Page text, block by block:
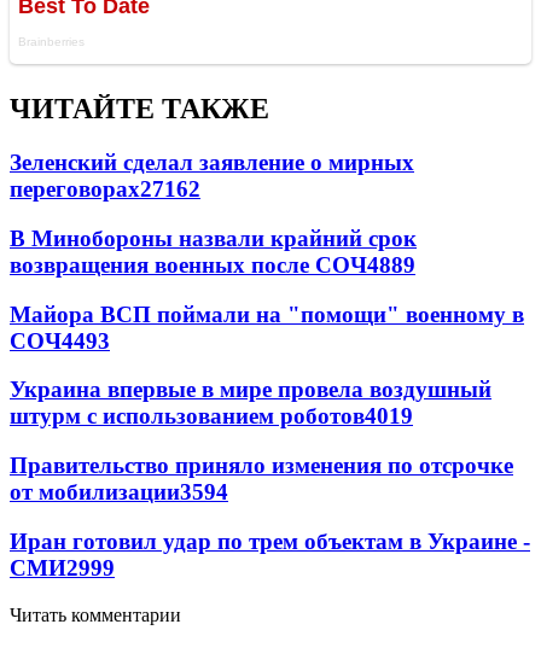
ЧИТАЙТЕ ТАКЖЕ
Зеленский сделал заявление о мирных
переговорах27162
В Минобороны назвали крайний срок
возвращения военных после СОЧ4889
Майора ВСП поймали на "помощи" военному в
СОЧ4493
Украина впервые в мире провела воздушный
штурм с использованием роботов4019
Правительство приняло изменения по отсрочке
от мобилизации3594
Иран готовил удар по трем объектам в Украине -
СМИ2999
Читать комментарии